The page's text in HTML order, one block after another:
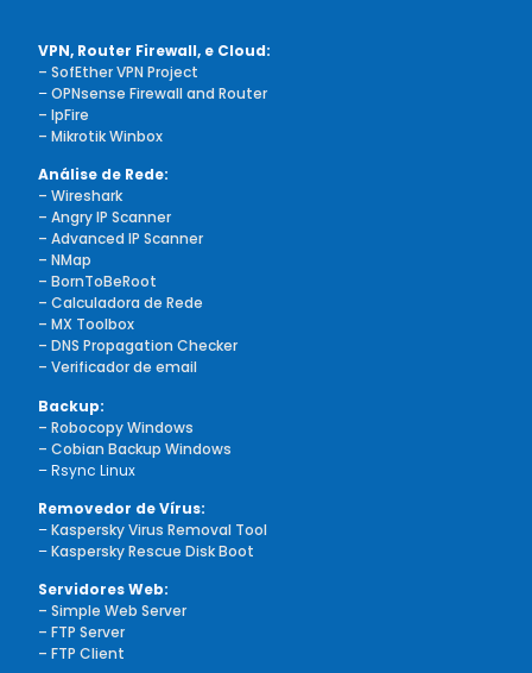
VPN, Router Firewall, e Cloud:
– SofEther VPN Project
–OPNsense Firewall and Router
– IpFire
– Mikrotik Winbox
Análise de Rede:
– Wireshark
– Angry IP Scanner
– Advanced IP Scanner
– NMap
– BornToBeRoot
– Calculadora de Rede
– MX Toolbox
– DNS Propagation Checker
– Verificador de email
Backup:
– Robocopy Windows
– Cobian Backup Windows
– Rsync Linux
Removedor de Vírus:
–Kaspersky Virus Removal Tool
–Kaspersky Rescue Disk Boot
Servidores Web:
– Simple Web Server
– FTP Server
– FTP Client